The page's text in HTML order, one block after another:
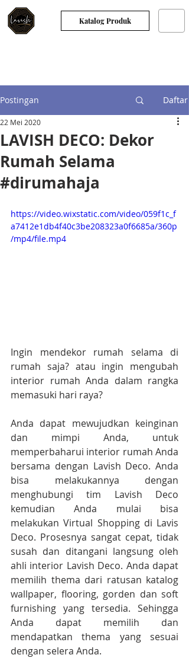
Katalog Produk
Postingan Daftar
LAVISH DECO: Dekor
Rumah Selama
#dirumahaja
22 Mei 2020
https://video.wixstatic.com/video/059f1c_f
a7412e1db4f40c3be208323a0f6685a/360p
/mp4/file.mp4
Ingin mendekor rumah selama di
rumah saja? atau ingin mengubah
interior rumah Anda dalam rangka
memasuki hari raya?
Anda dapat mewujudkan keinginan
dan mimpi Anda, untuk
memperbaharui interior rumah Anda
bersama dengan Lavish Deco. Anda
bisa melakukannya dengan
menghubungi tim Lavish Deco
kemudian Anda mulai bisa
melakukan Virtual Shopping di Lavis
Deco. Prosesnya sangat cepat, tidak
susah dan ditangani langsung oleh
ahli interior Lavish Deco. Anda dapat
memilih thema dari ratusan katalog
wallpaper, flooring, gorden dan soft
furnishing yang tersedia. Sehingga
Anda dapat memilih dan
mendapatkan thema yang sesuai
dengan selera Anda.